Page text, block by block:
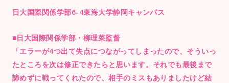
日大国際関係学部6-4東海大学静岡キャンパス
■日大国際関係学部・柳理菜監督
「エラーが4つ出て失点につながってしまったので、そういっ
たところを次は修正できたらと思います。それでも最後まで
諦めずに戦ってくれたので、相手のミスもありましたけど結